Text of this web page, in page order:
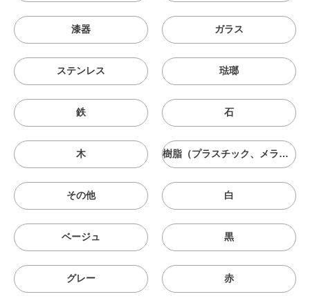
漆器 ガラス
ステンレス 琺瑯
鉄 石
木 樹脂（プラスチック、メラニン、シリコン等）
その他 白
ベージュ 黒
グレー 赤